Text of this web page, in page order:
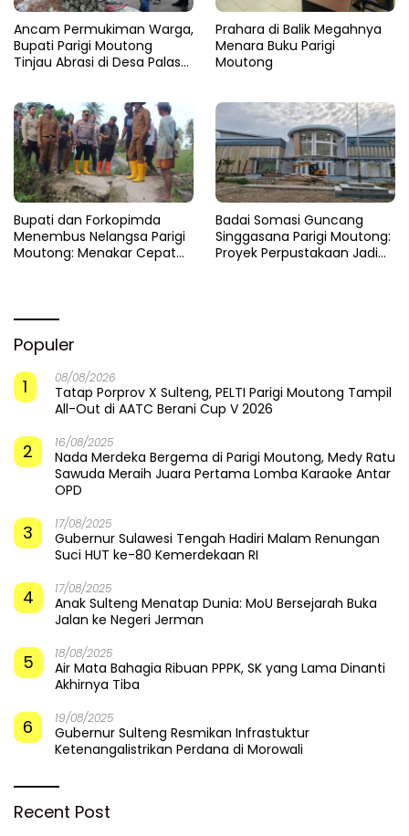
Ancam Permukiman Warga,
Bupati Parigi Moutong
Tinjau Abrasi di Desa Palasa
Prahara di Balik Megahnya
Menara Buku Parigi
Moutong
​Bupati dan Forkopimda
Menembus Nelangsa Parigi
Moutong: Menakar Cepat
Badai Somasi Guncang
Singgasana Parigi Moutong:
Proyek Perpustakaan Jadi
Populer
1
08/08/2026
Tatap Porprov X Sulteng, PELTI Parigi Moutong Tampil
All-Out di AATC Berani Cup V 2026
2 16/08/2025
Nada Merdeka Bergema di Parigi Moutong, Medy Ratu
Sawuda Meraih Juara Pertama Lomba Karaoke Antar
OPD
3 17/08/2025
Gubernur Sulawesi Tengah Hadiri Malam Renungan
Suci HUT ke-80 Kemerdekaan RI
4 17/08/2025
Anak Sulteng Menatap Dunia: MoU Bersejarah Buka
Jalan ke Negeri Jerman
5 18/08/2025
Air Mata Bahagia Ribuan PPPK, SK yang Lama Dinanti
Akhirnya Tiba
6 19/08/2025
Gubernur Sulteng Resmikan Infrastuktur
Ketenangalistrikan Perdana di Morowali
Recent Post